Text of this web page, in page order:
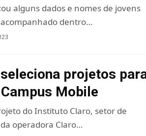
alguns dados e nomes de jovens
dentro…
projetos
Mobile
do Instituto Claro, setor de
operadora Claro…